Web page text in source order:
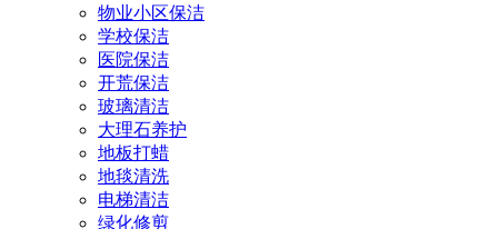
物业小区保洁
学校保洁
医院保洁
开荒保洁
玻璃清洁
大理石养护
地板打蜡
地毯清洗
电梯清洁
绿化修剪